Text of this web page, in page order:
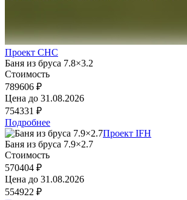
Проект CHC
Баня из бруса 7.8×3.2
Стоимость
789606 ₽
Цена до 31.08.2026
754331 ₽
Подробнее
Проект IFH
Баня из бруса 7.9×2.7
Стоимость
570404 ₽
Цена до 31.08.2026
554922 ₽